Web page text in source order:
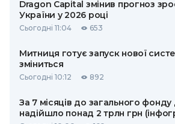
Dragon Capital змінив прогноз
України у 2026 році
Сьогодні 11:04 653
Митниця готує запуск нової
зміниться
Сьогодні 10:12 892
За 7 місяців до загального
надійшло понад 2 трлн грн